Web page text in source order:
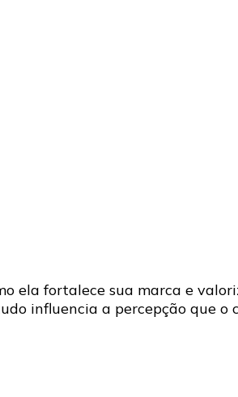
ela fortalece sua marca e
influencia a percepção que